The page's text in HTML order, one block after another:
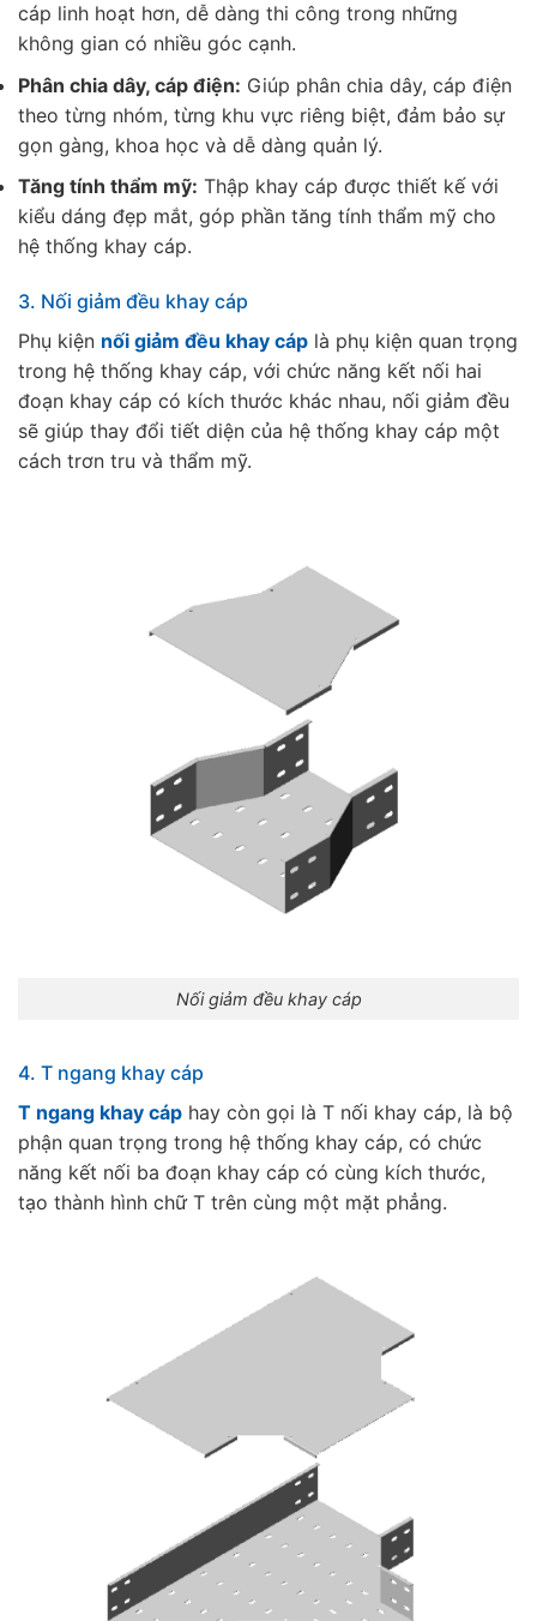
cáp linh hoạt hơn, dễ dàng thi công trong những
không gian có nhiều góc cạnh.
Phân chia dây, cáp điện: Giúp phân chia dây, cáp điện
theo từng nhóm, từng khu vực riêng biệt, đảm bảo sự
gọn gàng, khoa học và dễ dàng quản lý.
Tăng tính thẩm mỹ: Thập khay cáp được thiết kế với
kiểu dáng đẹp mắt, góp phần tăng tính thẩm mỹ cho
hệ thống khay cáp.
3. Nối giảm đều khay cáp
Phụ kiện nối giảm đều khay cáp là phụ kiện quan trọng
trong hệ thống khay cáp, với chức năng kết nối hai
đoạn khay cáp có kích thước khác nhau, nối giảm đều
sẽ giúp thay đổi tiết diện của hệ thống khay cáp một
cách trơn tru và thẩm mỹ.
Nối giảm đều khay cáp
4. T ngang khay cáp
T ngang khay cáp hay còn gọi là T nối khay cáp, là bộ
phận quan trọng trong hệ thống khay cáp, có chức
năng kết nối ba đoạn khay cáp có cùng kích thước,
tạo thành hình chữ T trên cùng một mặt phẳng.